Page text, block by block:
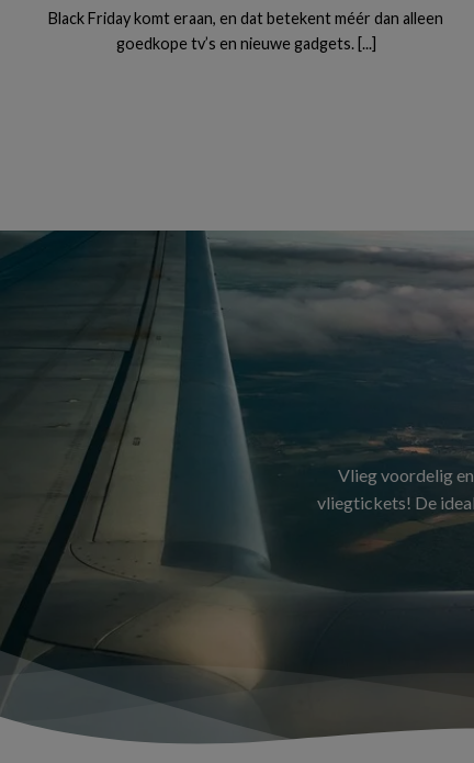
Black Friday komt eraan, en dat betekent méér dan alleen
goedkope tv’s en nieuwe gadgets. [...]
Vlieg voordelig
vliegtickets! De